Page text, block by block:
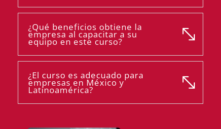
¿Qué beneficios obtiene la
empresa al capacitar a su
equipo en este curso?
¿El curso es adecuado para
empresas en México y
Latinoamérica?